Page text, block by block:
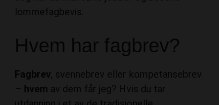
Hvem har fagbrev?
Fagbrev, svennebrev eller kompetansebrev
–
hvem
av dem får jeg? Hvis du tar
utdanning i et av de tradisjonelle
håndverksfagene, får du som regel